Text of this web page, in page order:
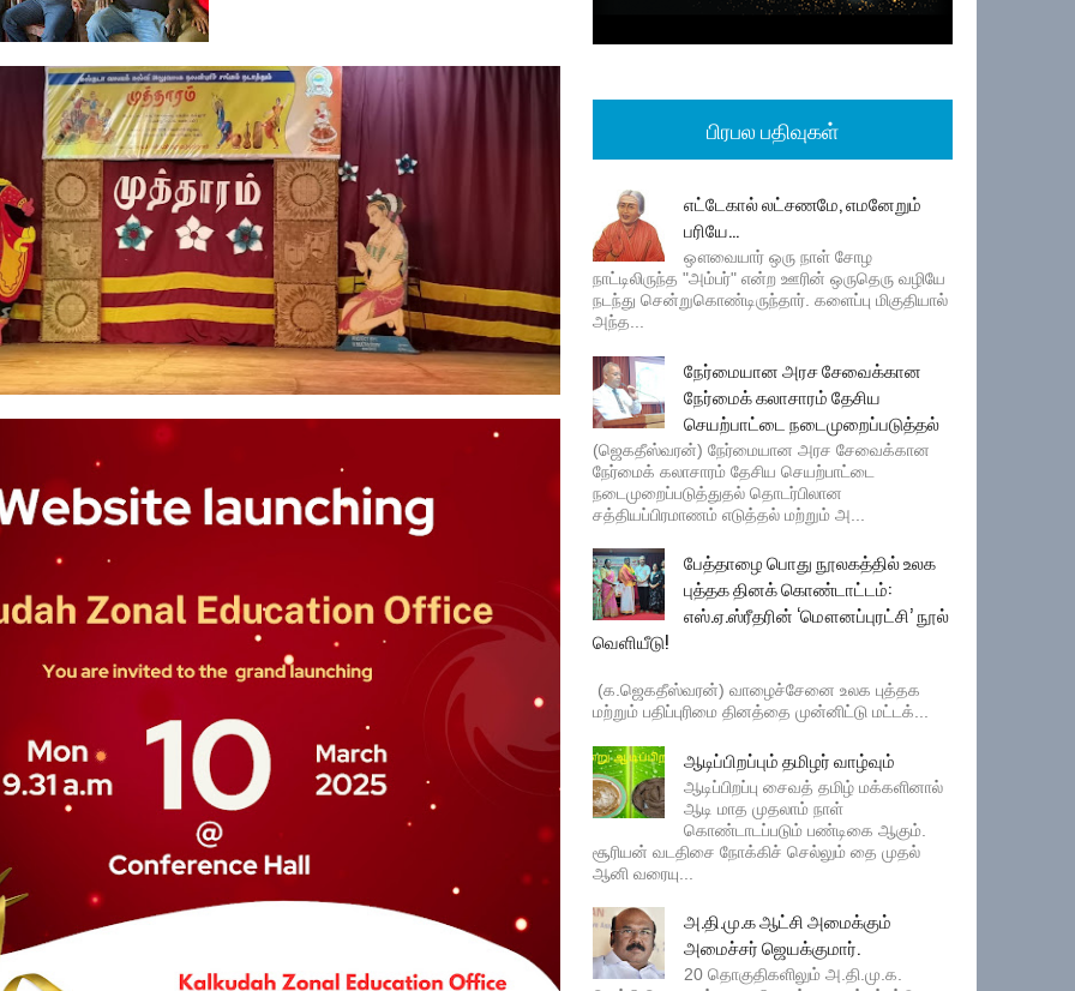
பிரபல பதிவுகள்
எட்டேகால் லட்சணமே, எமனேறும்
பரியே...
ஔவையார் ஒரு நாள் சோழ
நாட்டிலிருந்த "அம்பர்" என்ற ஊரின் ஒருதெரு வழியே
நடந்து சென்றுகொண்டிருந்தார். களைப்பு மிகுதியால்
அந்த...
நேர்மையான அரச சேவைக்கான
நேர்மைக் கலாசாரம் தேசிய
செயற்பாட்டை நடைமுறைப்படுத்தல்
(ஜெகதீஸ்வரன்) நேர்மையான அரச சேவைக்கான
நேர்மைக் கலாசாரம் தேசிய செயற்பாட்டை
நடைமுறைப்படுத்துதல் தொடர்பிலான
சத்தியப்பிரமாணம் எடுத்தல் மற்றும் அ...
பேத்தாழை பொது நூலகத்தில் உலக
புத்தக தினக் கொண்டாட்டம்:
எஸ்.ஏ.ஸ்ரீதரின் ‘மௌனப்புரட்சி’ நூல்
வெளியீடு!
(க.ஜெகதீஸ்வரன்) வாழைச்சேனை உலக புத்தக
மற்றும் பதிப்புரிமை தினத்தை முன்னிட்டு மட்டக்...
ஆடிப்பிறப்பும் தமிழர் வாழ்வும்
ஆடிப்பிறப்பு சைவத் தமிழ் மக்களினால்
ஆடி மாத முதலாம் நாள்
கொண்டாடப்படும் பண்டிகை ஆகும்.
சூரியன் வடதிசை நோக்கிச் செல்லும் தை முதல்
ஆனி வரையு...
அ.தி.மு.க ஆட்சி அமைக்கும்
அமைச்சர் ஜெயக்குமார்.
20 தொகுதிகளிலும் அ.தி.மு.க.